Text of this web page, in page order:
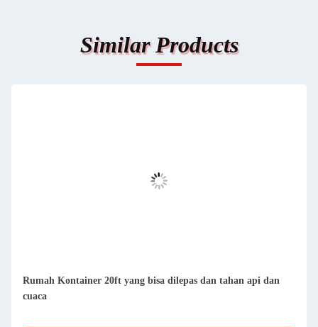
Similar Products
Rumah Kontainer Prefab Kompak yang Dapat Dihapus
Mudah Dipersihkan Dan Berenang